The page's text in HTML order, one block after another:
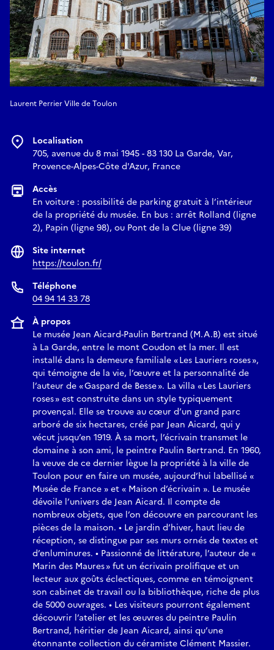
Laurent Perrier Ville de Toulon
Localisation
705, avenue du 8 mai 1945 - 83 130 La Garde, Var,
Provence-Alpes-Côte d'Azur, France
Accès
En voiture : possibilité de parking gratuit à l’intérieur
de la propriété du musée. En bus : arrêt Rolland (ligne
2), Papin (ligne 98), ou Pont de la Clue (ligne 39)
Site internet
https://toulon.fr/
Téléphone
04 94 14 33 78
À propos
Le musée Jean Aicard-Paulin Bertrand (M.A.B) est situé
à La Garde, entre le mont Coudon et la mer. Il est
installé dans la demeure familiale « Les Lauriers roses »,
qui témoigne de la vie, l’œuvre et la personnalité de
l’auteur de « Gaspard de Besse ». La villa « Les Lauriers
roses » est construite dans un style typiquement
provençal. Elle se trouve au cœur d’un grand parc
arboré de six hectares, créé par Jean Aicard, qui y
vécut jusqu’en 1919. À sa mort, l’écrivain transmet le
domaine à son ami, le peintre Paulin Bertrand. En 1960,
la veuve de ce dernier lègue la propriété à la ville de
Toulon pour en faire un musée, aujourd’hui labellisé «
Musée de France » et « Maison d’écrivain ». Le musée
dévoile l’univers de Jean Aicard. Il compte de
nombreux objets, que l’on découvre en parcourant les
pièces de la maison. • Le jardin d’hiver, haut lieu de
réception, se distingue par ses murs ornés de textes et
d’enluminures. • Passionné de littérature, l’auteur de «
Marin des Maures » fut un écrivain prolifique et un
lecteur aux goûts éclectiques, comme en témoignent
son cabinet de travail ou la bibliothèque, riche de plus
de 5000 ouvrages. • Les visiteurs pourront également
découvrir l’atelier et les œuvres du peintre Paulin
Bertrand, héritier de Jean Aicard, ainsi qu’une
étonnante collection du céramiste Clément Massier.